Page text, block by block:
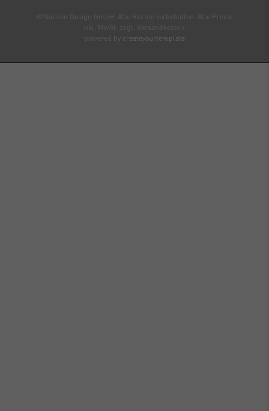
©Nielsen Design GmbH. Alle Rechte vorbehalten. Alle Preise
inkl. MwSt. zzgl. Versandkosten.
powered by createyourtemplate